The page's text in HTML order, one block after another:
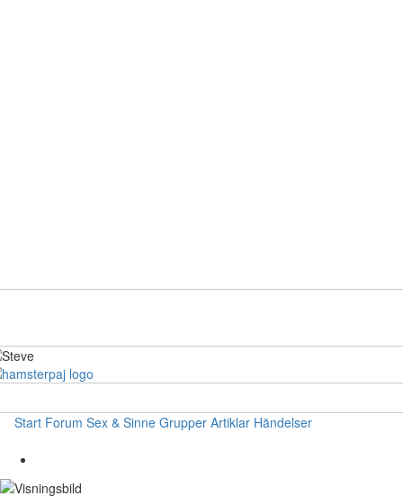
Start Forum Sex & Sinne Grupper Artiklar Händelser